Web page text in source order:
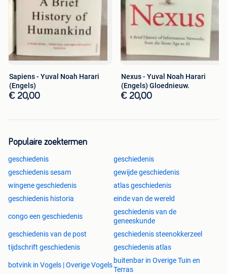
Sapiens - Yuval Noah Harari
(Engels)
€ 20,00
Nexus - Yuval Noah Harari
(Engels) Gloednieuw.
€ 20,00
Populaire zoektermen
geschiedenis
geschiedenis
geschiedenis sesam
gewijde geschiedenis
wingene geschiedenis
atlas geschiedenis
geschiedenis historia
einde van de wereld
congo een geschiedenis
geschiedenis van de
geneeskunde
geschiedenis van de post
geschiedenis steenokkerzeel
tijdschrift geschiedenis
geschiedenis atlas
botvink in Vogels | Overige Vogels
buitenbar in Overige Tuin en
Terras